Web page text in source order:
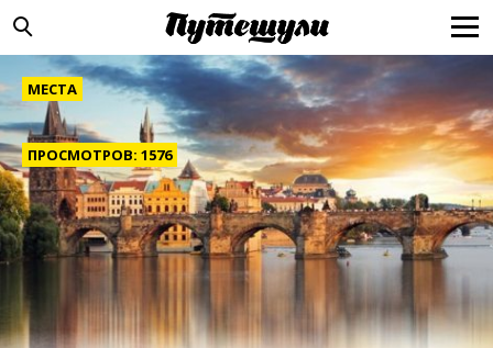
МЕСТА
ПРОСМОТРОВ: 1576